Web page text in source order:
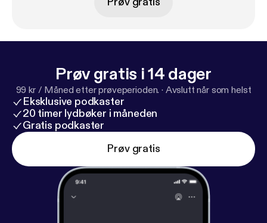
Prøv gratis i 14 dager
99 kr / Måned etter prøveperioden. · Avslutt når som helst
Eksklusive podkaster
20 timer lydbøker i måneden
Gratis podkaster
Prøv gratis